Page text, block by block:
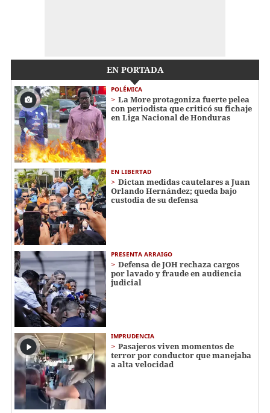
EN PORTADA
POLÉMICA
La More protagoniza fuerte pelea
con periodista que criticó su fichaje
en Liga Nacional de Honduras
EN LIBERTAD
Dictan medidas cautelares a Juan
Orlando Hernández; queda bajo
custodia de su defensa
PRESENTA ARRAIGO
Defensa de JOH rechaza cargos
por lavado y fraude en audiencia
judicial
IMPRUDENCIA
Pasajeros viven momentos de
terror por conductor que manejaba
a alta velocidad